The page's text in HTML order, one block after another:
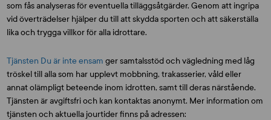
som fås analyseras för eventuella tilläggsåtgärder. Genom att ingripa
vid överträdelser hjälper du till att skydda sporten och att säkerställa
lika och trygga villkor för alla idrottare.
Tjänsten Du är inte ensam ger samtalsstöd och vägledning med låg
tröskel till alla som har upplevt mobbning, trakasserier, våld eller
annat olämpligt beteende inom idrotten, samt till deras närstående.
Tjänsten är avgiftsfri och kan kontaktas anonymt. Mer information om
tjänsten och aktuella jourtider finns på adressen: